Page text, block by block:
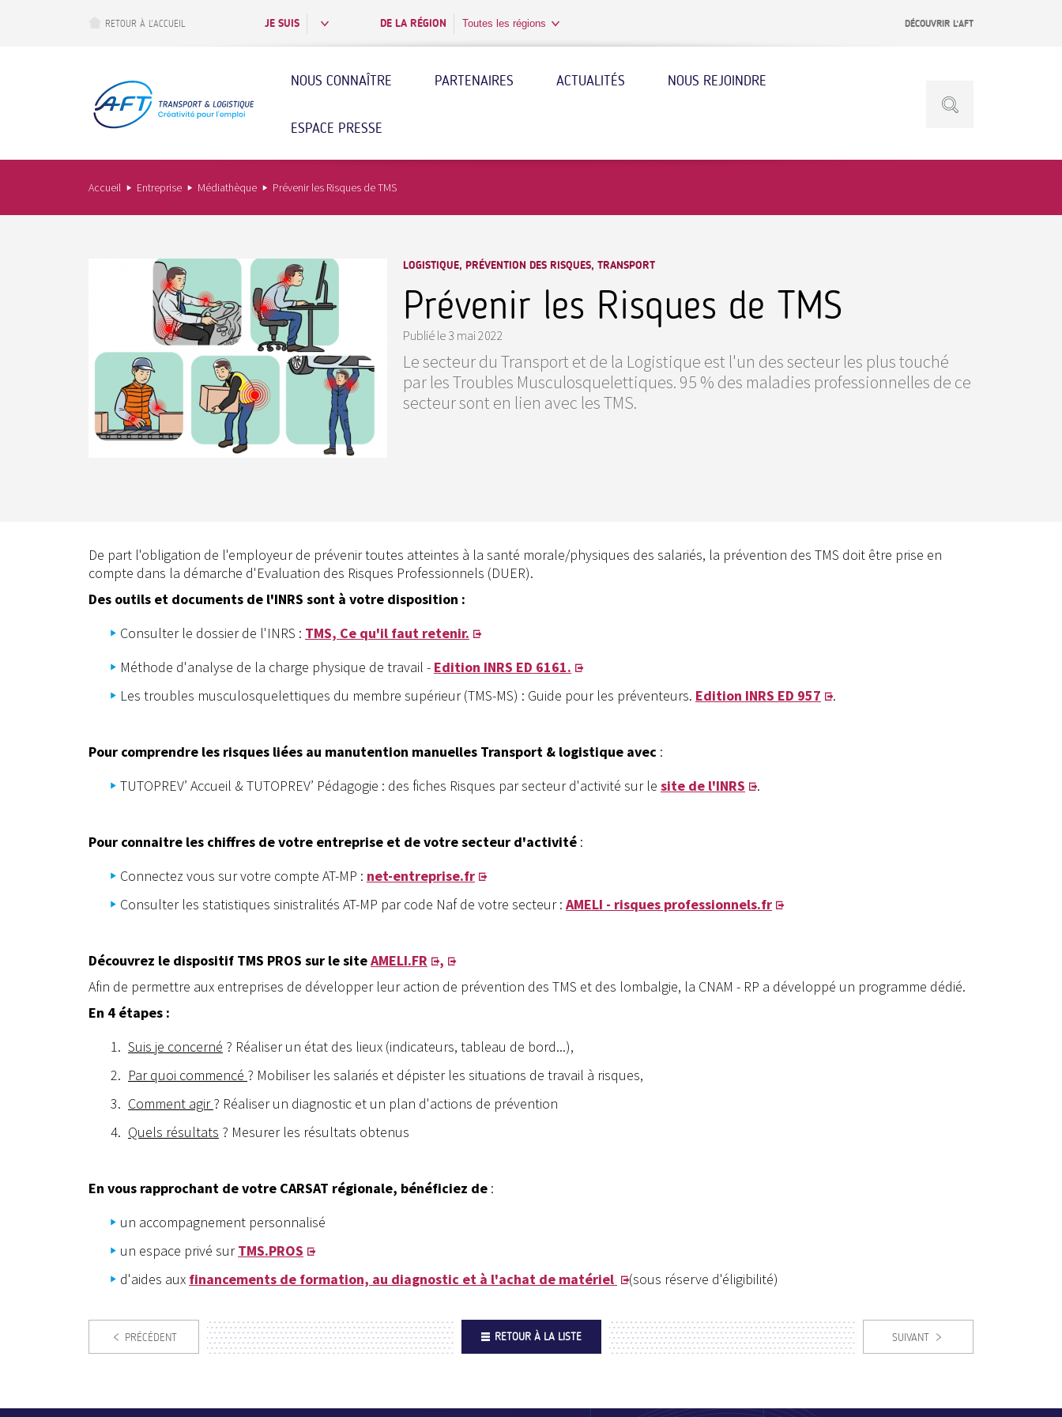
RETOUR À L’ACCUEIL JE SUIS DE LA RÉGION Toutes les régions DÉCOUVRIR L’AFT
NOUS CONNAÎTRE PARTENAIRES ACTUALITÉS NOUS REJOINDRE
ESPACE PRESSE
Accueil Entreprise Médiathèque Prévenir les Risques de TMS
LOGISTIQUE, PRÉVENTION DES RISQUES, TRANSPORT
Prévenir les Risques de TMS
Publié le 3 mai 2022
Le secteur du Transport et de la Logistique est l'un des secteur les plus touché
par les Troubles Musculosquelettiques. 95 % des maladies professionnelles de ce
secteur sont en lien avec les TMS.
De part l'obligation de l'employeur de prévenir toutes atteintes à la santé morale/physiques des salariés, la prévention des TMS doit être prise en
compte dans la démarche d'Evaluation des Risques Professionnels (DUER).
Des outils et documents de l'INRS sont à votre disposition :
Consulter le dossier de l'INRS : TMS, Ce qu'il faut retenir.
Méthode d'analyse de la charge physique de travail - Edition INRS ED 6161.
Les troubles musculosquelettiques du membre supérieur (TMS-MS) : Guide pour les préventeurs. Edition INRS ED 957 .
Pour comprendre les risques liées au manutention manuelles Transport & logistique avec :
TUTOPREV’ Accueil & TUTOPREV’ Pédagogie : des fiches Risques par secteur d'activité sur le site de l'INRS .
Pour connaitre les chiffres de votre entreprise et de votre secteur d'activité :
Connectez vous sur votre compte AT-MP : net-entreprise.fr
Consulter les statistiques sinistralités AT-MP par code Naf de votre secteur : AMELI - risques professionnels.fr
Découvrez le dispositif TMS PROS sur le siteAMELI.FR
,
Afin de permettre aux entreprises de développer leur action de prévention des TMS et des lombalgie, la CNAM - RP a développé un programme dédié.
En 4 étapes :
Suis je concerné ? Réaliser un état des lieux (indicateurs, tableau de bord...),
Par quoi commencé ? Mobiliser les salariés et dépister les situations de travail à risques,
Comment agir? Réaliser un diagnostic et un plan d'actions de prévention
Quels résultats ? Mesurer les résultats obtenus
En vous rapprochant de votre CARSAT régionale, bénéficiez de :
un accompagnement personnalisé
un espace privé surTMS.PROS
d'aides aux financements de formation, au diagnostic et à l'achat de matériel (sous réserve d'éligibilité)
PRÉCÉDENT RETOUR À LA LISTE SUIVANT